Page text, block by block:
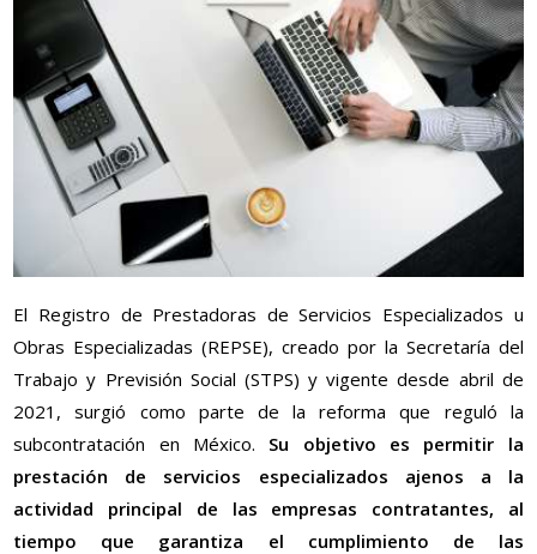
El Registro de Prestadoras de Servicios Especializados u
Obras Especializadas (REPSE), creado por la Secretaría del
Trabajo y Previsión Social (STPS) y vigente desde abril de
2021, surgió como parte de la reforma que reguló la
subcontratación en México. Su objetivo es permitir la
prestación de servicios especializados ajenos a la
actividad principal de las empresas contratantes, al
tiempo que garantiza el cumplimiento de las